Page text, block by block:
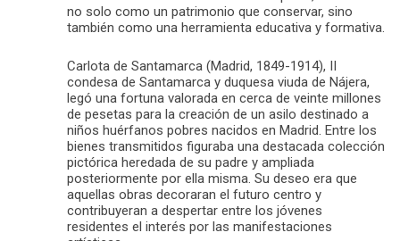
no solo como un patrimonio que conservar, sino
también como una herramienta educativa y formativa.
Carlota de Santamarca (Madrid, 1849-1914), II
condesa de Santamarca y duquesa viuda de Nájera,
legó una fortuna valorada en cerca de veinte millones
de pesetas para la creación de un asilo destinado a
niños huérfanos pobres nacidos en Madrid. Entre los
bienes transmitidos figuraba una destacada colección
pictórica heredada de su padre y ampliada
posteriormente por ella misma. Su deseo era que
aquellas obras decoraran el futuro centro y
contribuyeran a despertar entre los jóvenes
residentes el interés por las manifestaciones